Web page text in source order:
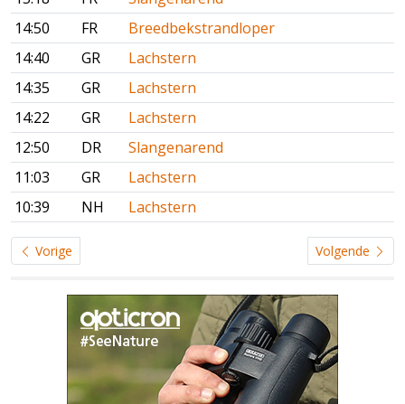
14:50
FR
Breedbekstrandloper
14:40
GR
Lachstern
14:35
GR
Lachstern
14:22
GR
Lachstern
12:50
DR
Slangenarend
11:03
GR
Lachstern
10:39
NH Lachstern
Vorige Volgende